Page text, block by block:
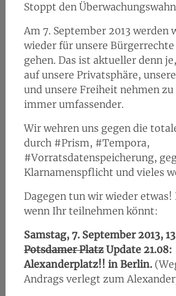
Stoppt den
Am 7. September 2013 werden
wieder für unsere Bürgerrechte
gehen. Das ist aktueller denn
auf unsere Privatsphäre,
und unsere Freiheit nehmen
immer umfassender.
Wir wehren uns gegen die
durch #Prism, #Tempora,
#Vorratsdatenspeicherung,
Klarnamenspflicht und vieles
Dagegen tun wir wieder etwas!
wenn Ihr teilnehmen könnt:
Samstag, 7. September 2013,
Potsdamer PlatzUpdate 21.08:
Alexanderplatz!! in Berlin.
Andrags verlegt zum